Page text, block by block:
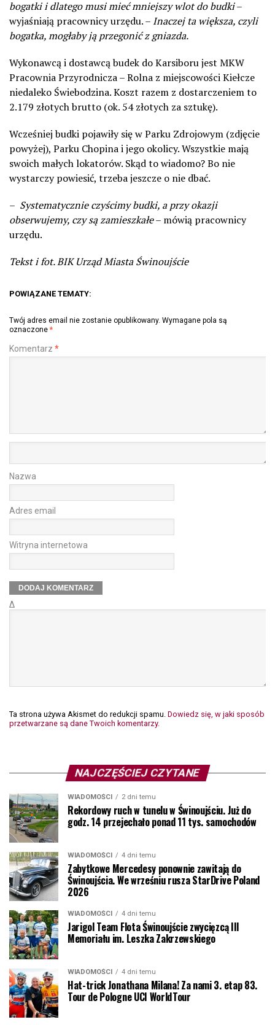
bogatki i dlatego musi mieć mniejszy wlot do budki–
wyjaśniają pracownicy urzędu. – Inaczej ta większa, czyli
bogatka, mogłaby ją przegonić z gniazda.
Wykonawcą i dostawcą budek do Karsiboru jest MKW
Pracownia Przyrodnicza – Rolna z miejscowości Kiełcze
niedaleko Świebodzina. Koszt razem z dostarczeniem to
2.179 złotych brutto (ok. 54 złotych za sztukę).
Wcześniej budki pojawiły się w Parku Zdrojowym (zdjęcie
powyżej), Parku Chopina i jego okolicy. Wszystkie mają
swoich małych lokatorów. Skąd to wiadomo? Bo nie
wystarczy powiesić, trzeba jeszcze o nie dbać.
– Systematycznie czyścimy budki, a przy okazji
obserwujemy, czy są zamieszkałe– mówią pracownicy
urzędu.
Tekst i fot. BIK Urząd Miasta Świnoujście
POWIĄZANE TEMATY:
Twój adres email nie zostanie opublikowany. Wymagane pola są
oznaczone *
Komentarz *
Nazwa
Adres email
Witryna internetowa
Δ
Ta strona używa Akismet do redukcji spamu. Dowiedz się, w jaki sposób
przetwarzane są dane Twoich komentarzy.
NAJCZĘŚCIEJ CZYTANE
WIADOMOŚCI 2 dni temu
Rekordowy ruch w tunelu w Świnoujściu. Już do
godz. 14 przejechało ponad 11 tys. samochodów
WIADOMOŚCI 4 dni temu
Zabytkowe Mercedesy ponownie zawitają do
Świnoujścia. We wrześniu rusza StarDrive Poland
2026
WIADOMOŚCI 4 dni temu
Jarigol Team Flota Świnoujście zwycięzcą III
Memoriału im. Leszka Zakrzewskiego
WIADOMOŚCI 4 dni temu
Hat-trick Jonathana Milana! Za nami 3. etap 83.
Tour de Pologne UCI WorldTour